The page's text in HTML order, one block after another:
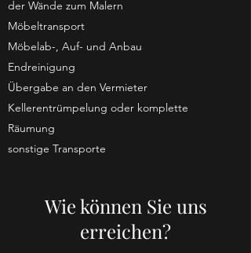
der Wände zum Malern
Möbeltransport
Möbelab-, Auf- und Anbau
Endreinigung
Übergabe an den Vermieter
Kellerentrümpelung oder komplette
Räumung
sonstige Transporte
Wie können Sie uns
erreichen?